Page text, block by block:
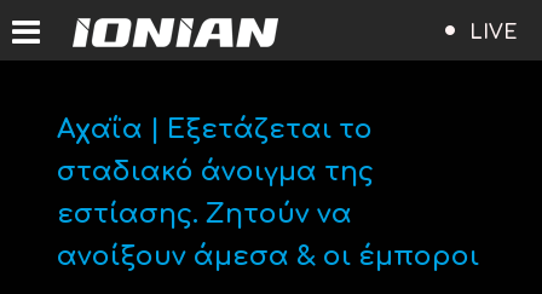
LIVE
Αχαΐα | Εξετάζεται το
σταδιακό άνοιγμα της
εστίασης. Ζητούν να
ανοίξουν άμεσα & οι έμποροι